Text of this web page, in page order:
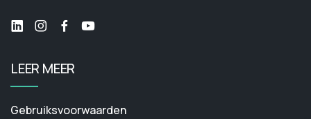
LEER MEER
Gebruiksvoorwaarden